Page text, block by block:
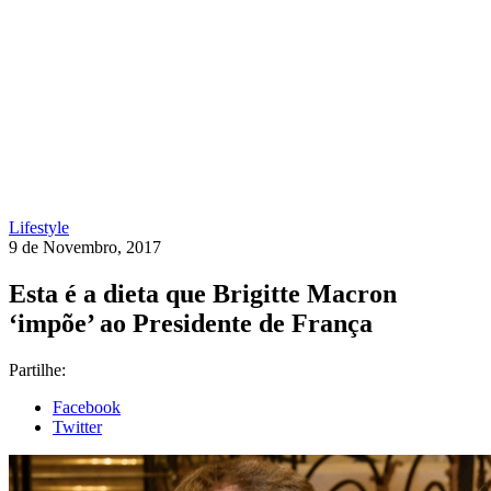
Lifestyle
9 de Novembro, 2017
Esta é a dieta que Brigitte Macron
‘impõe’ ao Presidente de França
Partilhe:
Facebook
Twitter